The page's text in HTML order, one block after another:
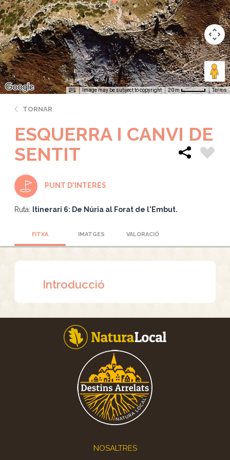
Image may be subject to copyright 20 m Terms
TORNAR
ESQUERRA I CANVI DE
SENTIT
PUNT D'INTERÈS
Ruta: Itinerari 6: De Núria al Forat de l'Embut.
FITXA IMATGES VALORACIÓ
Introducció
NOSALTRES